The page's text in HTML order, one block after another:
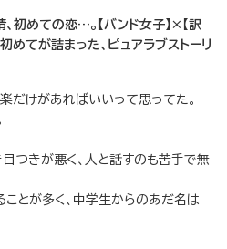
初めての恋…。【バンド女子】×【訳
めてが詰まった、ピュアラブストーリ
だけがあればいいって思ってた。
つきが悪く、人と話すのも苦手で無
とが多く、中学生からのあだ名は